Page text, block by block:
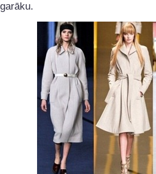
garāku.